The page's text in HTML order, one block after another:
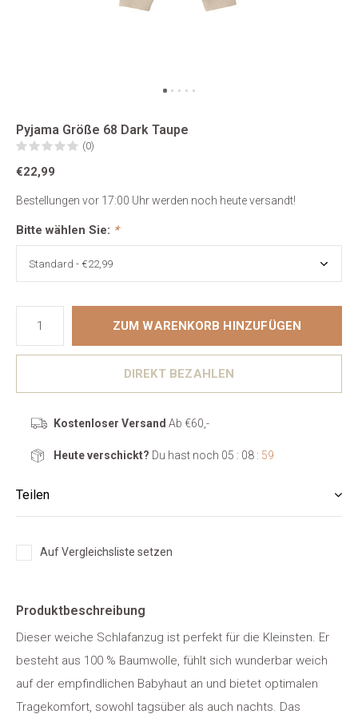
Pyjama Größe 68 Dark Taupe
(0)
€22,99
Bestellungen vor 17:00 Uhr werden noch heute versandt!
Bitte wählen Sie: *
ZUM WARENKORB HINZUFÜGEN
DIREKT BEZAHLEN
Kostenloser Versand Ab €60,-
Heute verschickt? Du hast noch 05 : 08 : 59
Teilen
Auf Vergleichsliste setzen
Produktbeschreibung
Dieser weiche Schlafanzug ist perfekt für die Kleinsten. Er
besteht aus 100 % Baumwolle, fühlt sich wunderbar weich
auf der empfindlichen Babyhaut an und bietet optimalen
Tragekomfort, sowohl tagsüber als auch nachts. Das